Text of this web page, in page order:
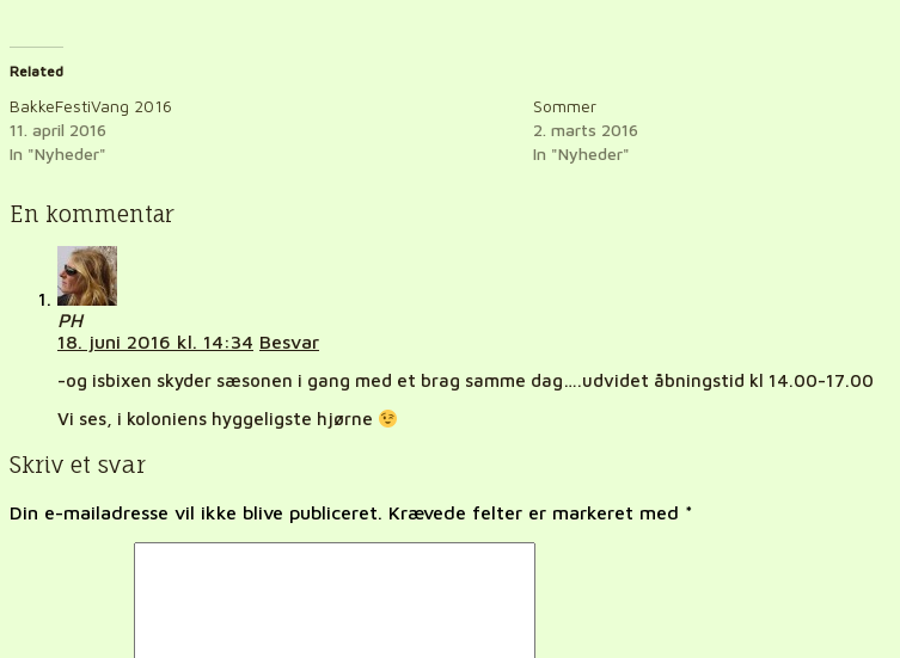
Related
BakkeFestiVang 2016
11. april 2016
In "Nyheder"
Sommer
2. marts 2016
In "Nyheder"
En kommentar
PH
18. juni 2016 kl. 14:34 Besvar
-og isbixen skyder sæsonen i gang med et brag samme dag….udvidet åbningstid kl 14.00-17.00
Vi ses, i koloniens hyggeligste hjørne
Skriv et svar
Din e-mailadresse vil ikke blive publiceret. Krævede felter er markeret med *